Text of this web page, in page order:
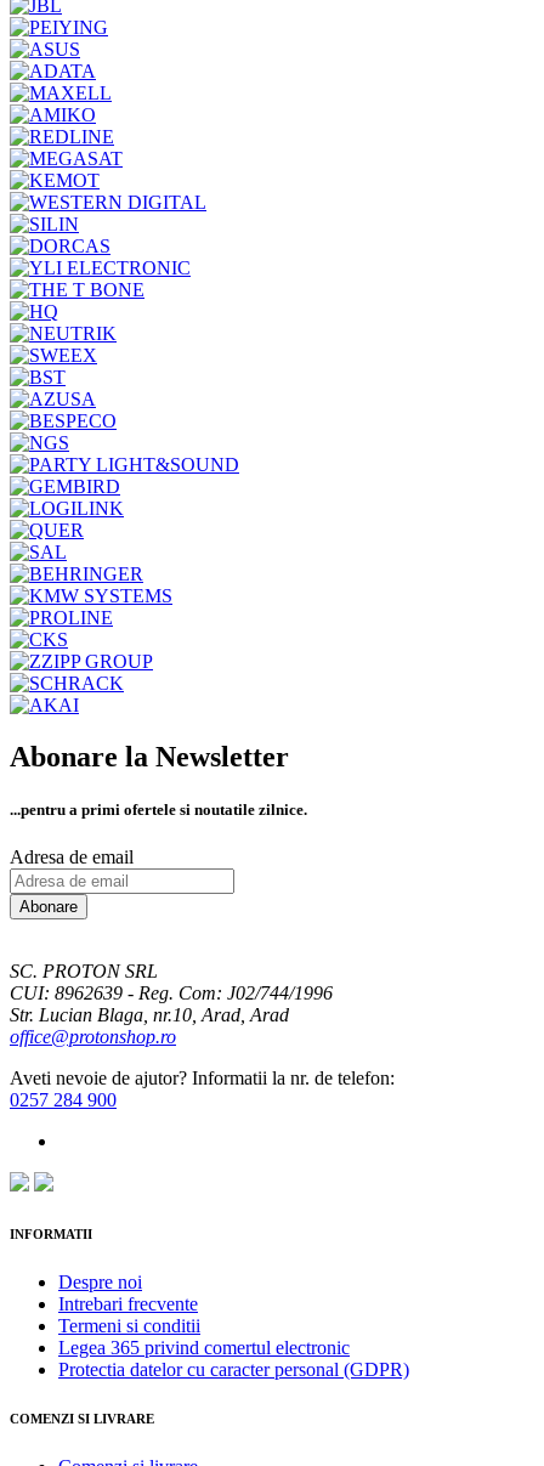
Abonare la Newsletter
...pentru a primi ofertele si noutatile zilnice.
Adresa de email
Abonare
SC. PROTON SRL
CUI: 8962639 - Reg. Com: J02/744/1996
Str. Lucian Blaga, nr.10, Arad, Arad
office@protonshop.ro
Aveti nevoie de ajutor? Informatii la nr. de telefon:
0257 284 900
INFORMATII
Despre noi
Intrebari frecvente
Termeni si conditii
Legea 365 privind comertul electronic
Protectia datelor cu caracter personal (GDPR)
COMENZI SI LIVRARE